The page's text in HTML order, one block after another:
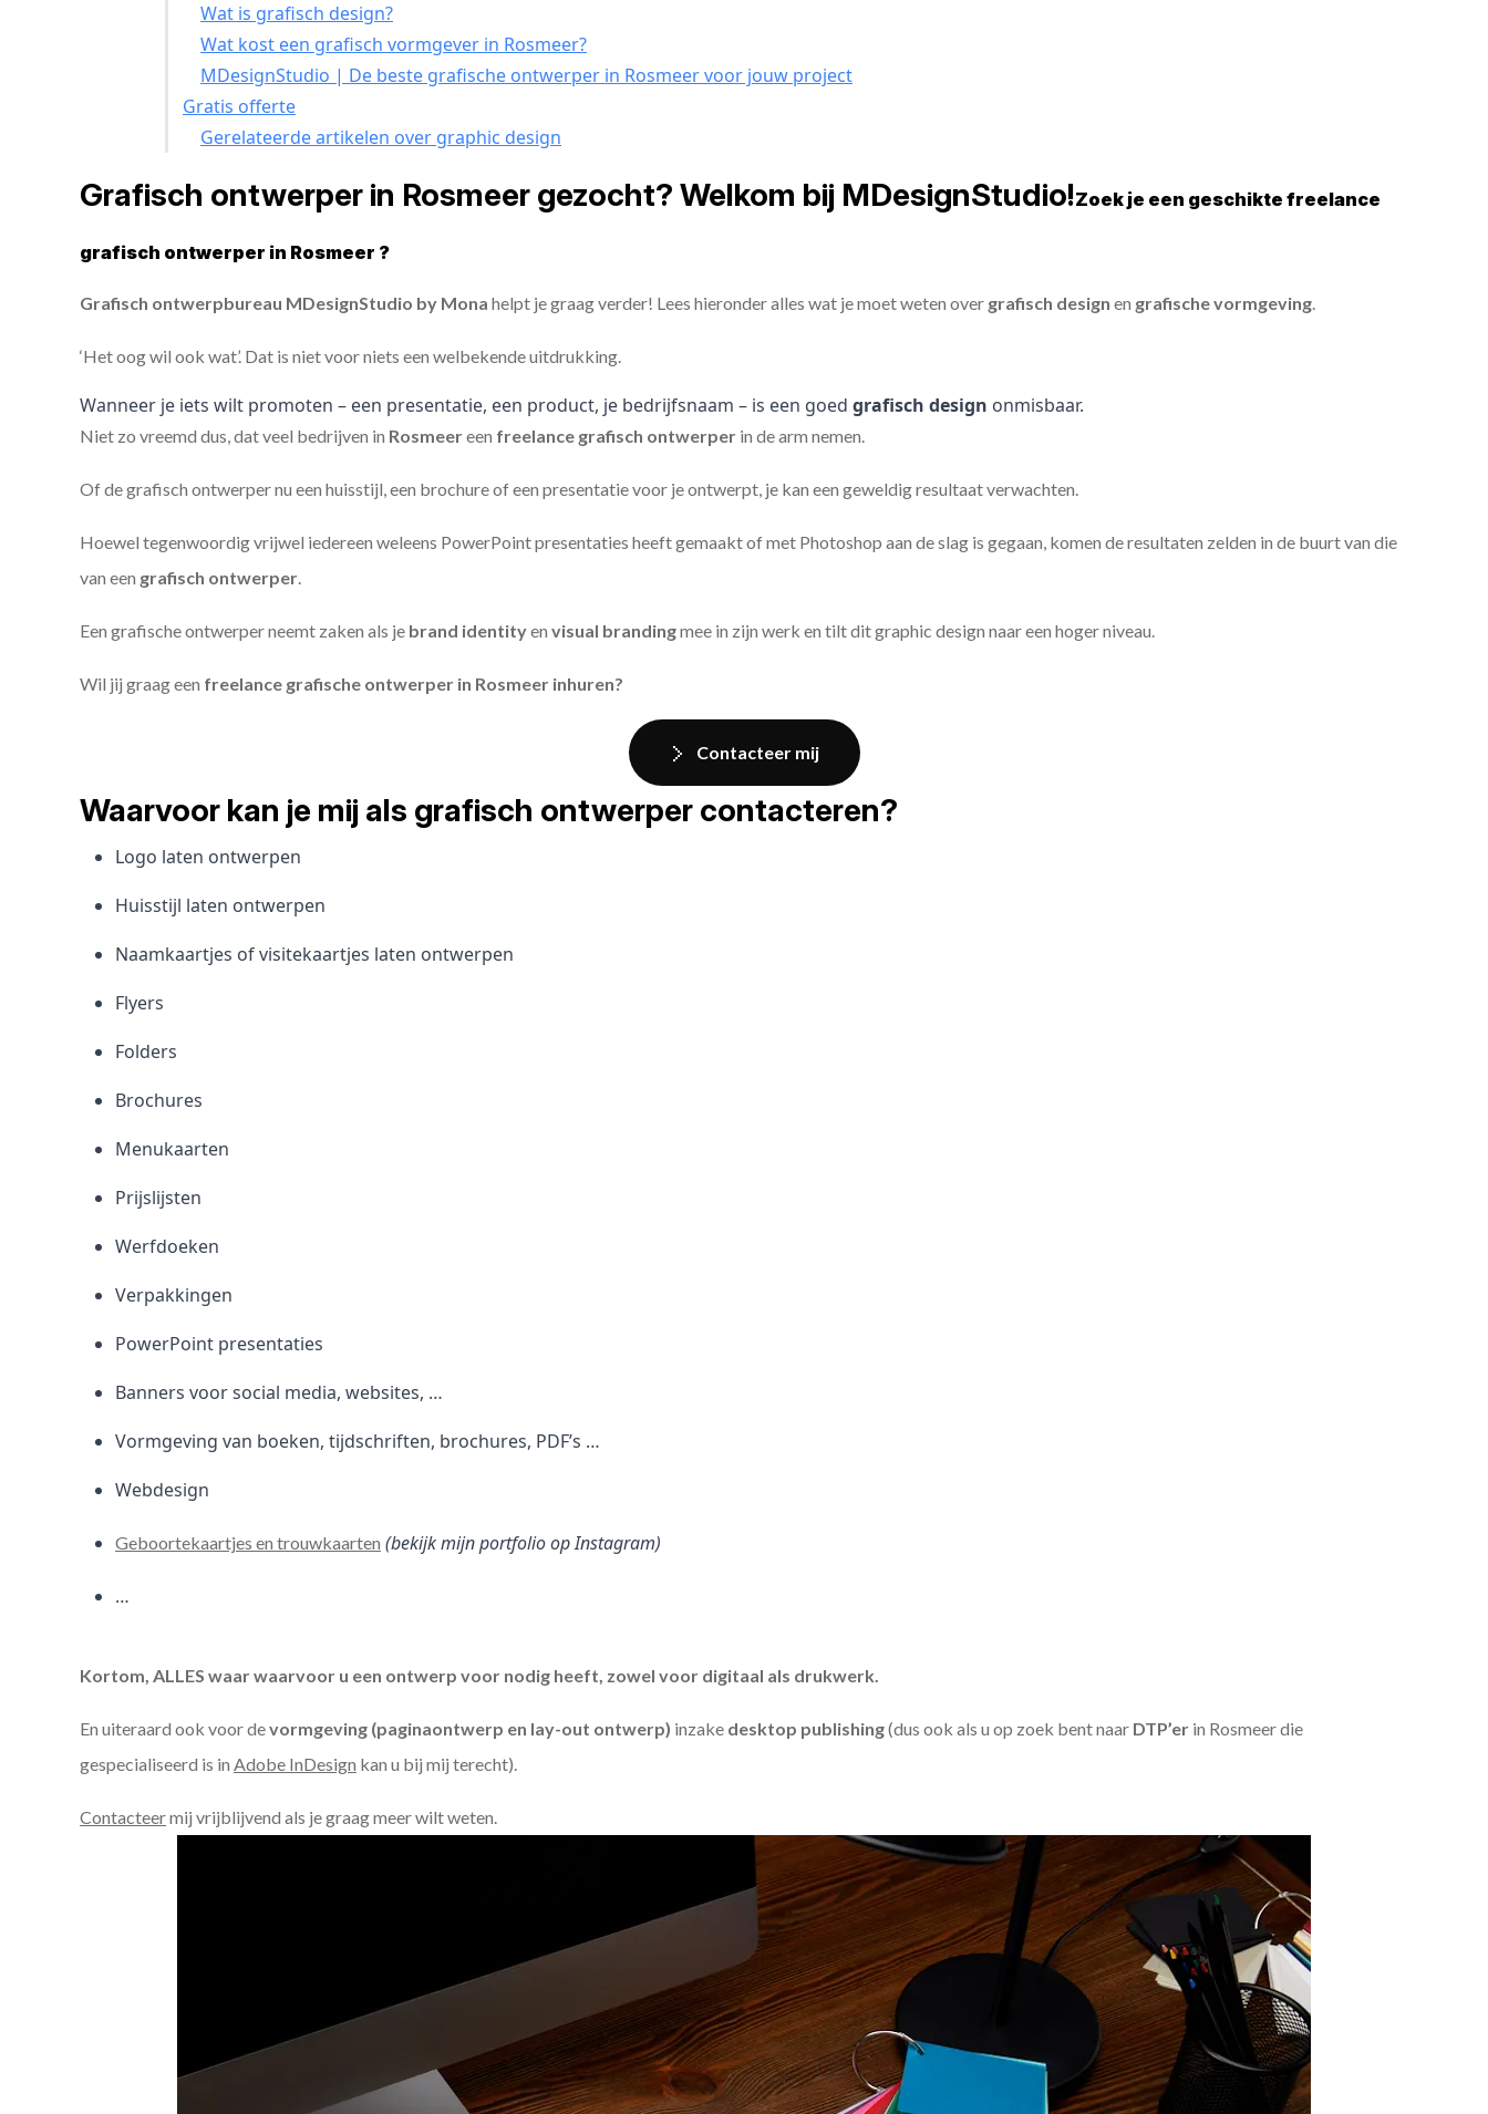
Wat is grafisch design?
Wat kost een grafisch vormgever in Rosmeer?
MDesignStudio | De beste grafische ontwerper in Rosmeer voor jouw project
Gratis offerte
Gerelateerde artikelen over graphic design
Grafisch ontwerper in Rosmeer gezocht? Welkom bij MDesignStudio!Zoek je een geschikte freelance
grafisch ontwerper in Rosmeer ?
Grafisch ontwerpbureau MDesignStudio by Mona helpt je graag verder! Lees hieronder alles wat je moet weten over grafisch design en grafische vormgeving.
‘Het oog wil ook wat’. Dat is niet voor niets een welbekende uitdrukking.
Wanneer je iets wilt promoten – een presentatie, een product, je bedrijfsnaam – is een goed grafisch design onmisbaar.
Niet zo vreemd dus, dat veel bedrijven in Rosmeereen freelance grafisch ontwerper in de arm nemen.
Of de grafisch ontwerper nu een huisstijl, een brochure of een presentatie voor je ontwerpt, je kan een geweldig resultaat verwachten.
Hoewel tegenwoordig vrijwel iedereen weleens PowerPoint presentaties heeft gemaakt of met Photoshop aan de slag is gegaan, komen de resultaten zelden in de buurt van die
van een grafisch ontwerper.
Een grafische ontwerper neemt zaken als je brand identityen visual brandingmee in zijn werk en tilt dit graphic design naar een hoger niveau.
Wil jij graag een freelance grafische ontwerper in Rosmeer inhuren?
Contacteer mij
Waarvoor kan je mij als grafisch ontwerper contacteren?
Logo laten ontwerpen
Huisstijl laten ontwerpen
Naamkaartjes of visitekaartjes laten ontwerpen
Flyers
Folders
Brochures
Menukaarten
Prijslijsten
Werfdoeken
Verpakkingen
PowerPoint presentaties
Banners voor social media, websites, …
Vormgeving van boeken, tijdschriften, brochures, PDF’s …
Webdesign
Geboortekaartjes en trouwkaarten (bekijk mijn portfolio op Instagram)
…
Kortom, ALLES waar waarvoor u een ontwerp voor nodig heeft, zowel voor digitaal als drukwerk.
En uiteraard ook voor devormgeving (paginaontwerp en lay-out ontwerp) inzake desktop publishing(dus ook als u op zoek bent naar DTP’er in Rosmeer die
gespecialiseerd is in Adobe InDesign kan u bij mij terecht).
Contacteermij vrijblijvend als je graag meer wilt weten.